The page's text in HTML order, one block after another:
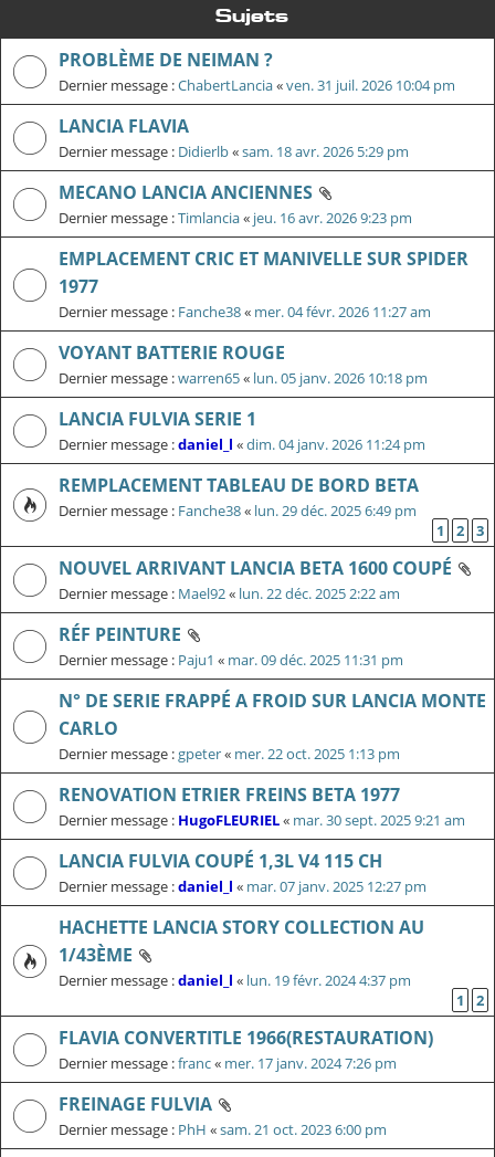
Sujets
PROBLÈME DE NEIMAN ?
Dernier message :ChabertLancia«ven. 31 juil. 2026 10:04 pm
LANCIA FLAVIA
Dernier message : Didierlb«sam. 18 avr. 2026 5:29 pm
MECANO LANCIA ANCIENNES
Dernier message :Timlancia« jeu. 16 avr. 2026 9:23 pm
EMPLACEMENT CRIC ET MANIVELLE SUR SPIDER
1977
Dernier message : Fanche38« mer. 04 févr. 2026 11:27 am
VOYANT BATTERIE ROUGE
Dernier message :warren65« lun. 05 janv. 2026 10:18 pm
LANCIA FULVIA SERIE 1
Dernier message :daniel_l «dim. 04 janv. 2026 11:24 pm
REMPLACEMENT TABLEAU DE BORD BETA
Dernier message : Fanche38« lun. 29 déc. 2025 6:49 pm
1
2 3
NOUVEL ARRIVANT LANCIA BETA 1600 COUPÉ
Dernier message : Mael92« lun. 22 déc. 2025 2:22 am
RÉF PEINTURE
Dernier message : Paju1 « mar. 09 déc. 2025 11:31 pm
N° DE SERIE FRAPPÉ A FROID SUR LANCIA MONTE
CARLO
Dernier message :gpeter« mer. 22 oct. 2025 1:13 pm
RENOVATION ETRIER FREINS BETA 1977
Dernier message : HugoFLEURIEL« mar. 30 sept. 2025 9:21 am
LANCIA FULVIA COUPÉ 1,3L V4 115 CH
Dernier message :daniel_l « mar. 07 janv. 2025 12:27 pm
HACHETTE LANCIA STORY COLLECTION AU
1/43ÈME
Dernier message :daniel_l « lun. 19 févr. 2024 4:37 pm
1
2
FLAVIA CONVERTITLE 1966(RESTAURATION)
Dernier message :franc« mer. 17 janv. 2024 7:26 pm
FREINAGE FULVIA
Dernier message : PhH «sam. 21 oct. 2023 6:00 pm